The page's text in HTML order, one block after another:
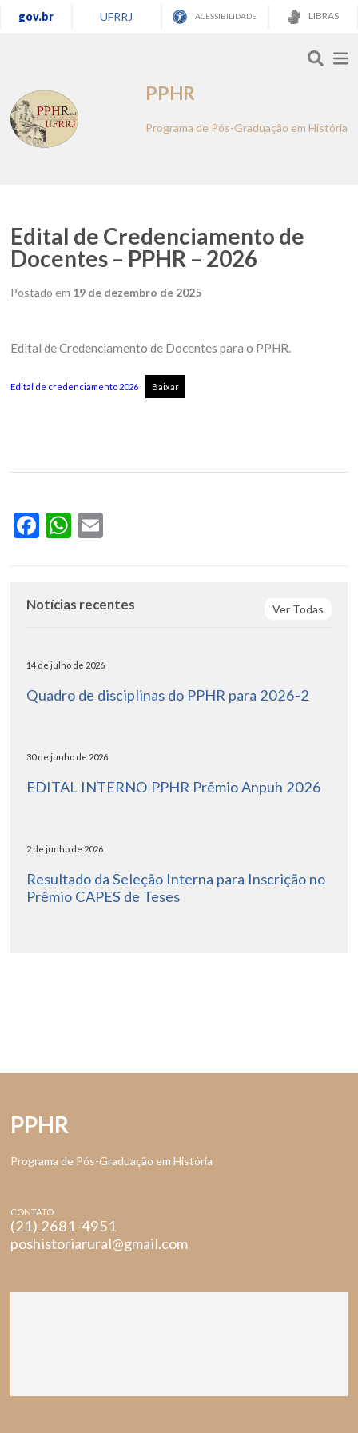
gov.br UFRRJ ACESSIBILIDADE LIBRAS
PPHR
Programa de Pós-Graduação em História
Edital de Credenciamento de
Docentes – PPHR – 2026
Postado em 19 de dezembro de 2025
Edital de Credenciamento de Docentes para o PPHR.
Edital de credenciamento 2026 Baixar
Facebook
WhatsApp
Ver Todas
Notícias recentes
14 de julho de 2026
Quadro de disciplinas do PPHR para 2026-2
30 de junho de 2026
EDITAL INTERNO PPHR Prêmio Anpuh 2026
2 de junho de 2026
Resultado da Seleção Interna para Inscrição no
Prêmio CAPES de Teses
PPHR
Programa de Pós-Graduação em História
CONTATO
(21) 2681-4951
poshistoriarural@gmail.com